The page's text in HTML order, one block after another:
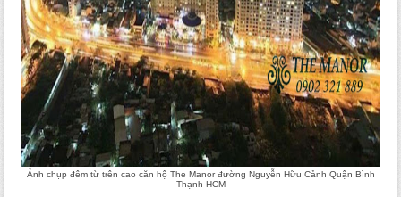
Ảnh chụp đêm từ trên cao căn hộ The Manor đường Nguyễn Hữu Cảnh Quận Bình
Thạnh HCM